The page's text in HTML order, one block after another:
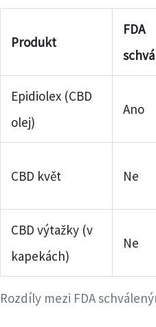
Rozdíly mezi FDA
Produkt
FDA
Epidiolex (CBD
olej)
Ano
CBD květ Ne
CBD výtažky (v
kapekách)
Ne